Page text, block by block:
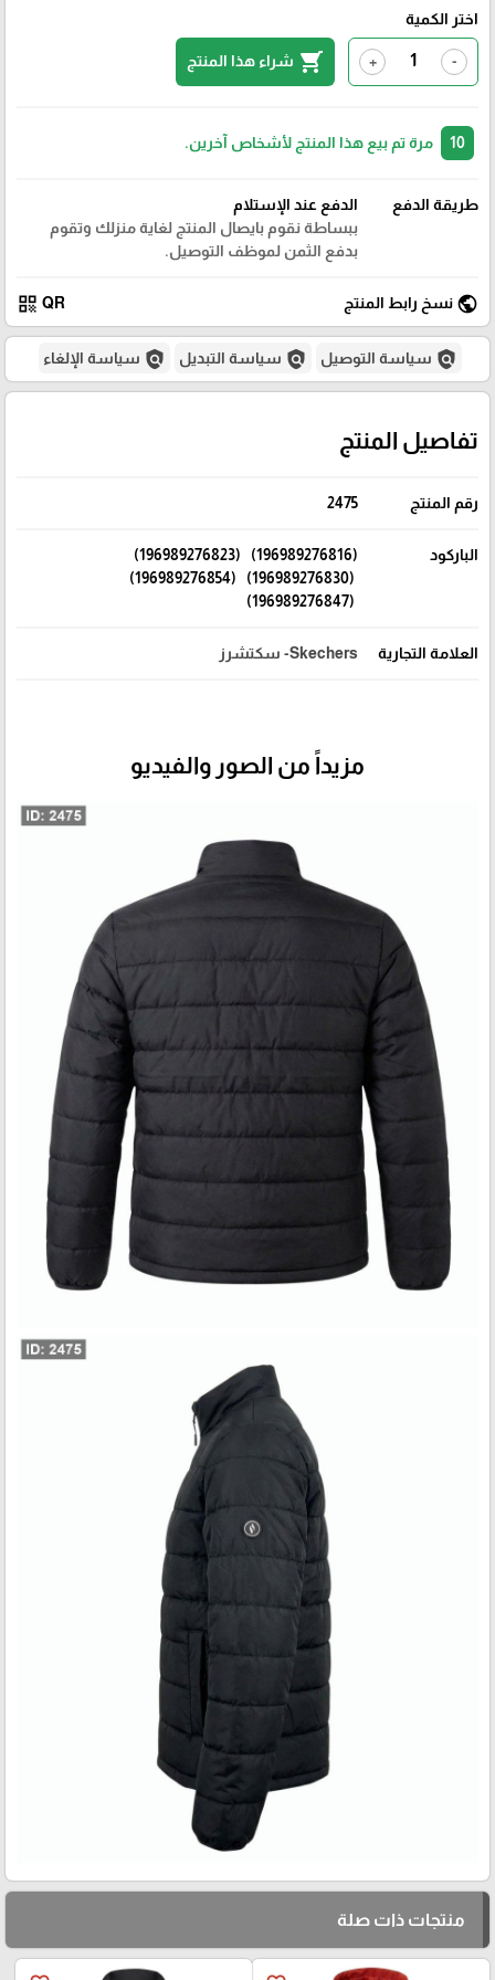
اختر الكمية
-
+
shopping_cart شراء هذا المنتج
مرة تم بيع هذا المنتج لأشخاص آخرين.
طريقة الدفع
الدفع عند الإستلام
ببساطة نقوم بايصال المنتج لغاية منزلك وتقوم
بدفع الثمن لموظف التوصيل.
public نسخ رابط المنتج QR
qr_code
policy سياسة التوصيل policy سياسة التبديل policy سياسة الإلغاء
تفاصيل المنتج
رقم المنتج 2475
الباركود
(196989276816) (196989276823)
(196989276830) (196989276854)
(196989276847)
العلامة التجارية Skechers- سكتشرز
مزيداً من الصور والفيديو
منتجات ذات صلة